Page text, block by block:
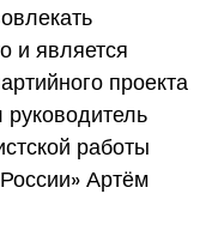
и является
проекта
работы
Артём